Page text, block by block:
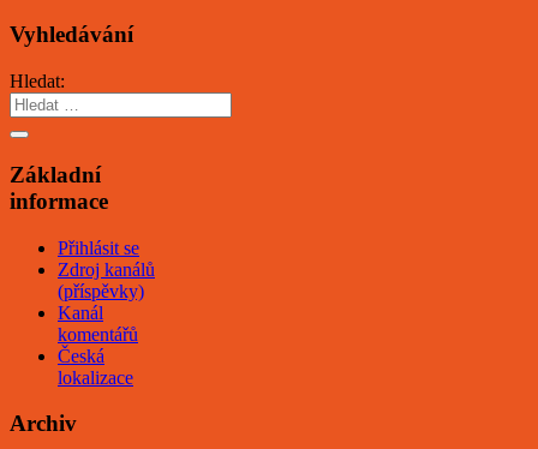
Vyhledávání
Hledat:
Základní
informace
Přihlásit se
Zdroj kanálů
(příspěvky)
Kanál
komentářů
Česká
lokalizace
Archiv